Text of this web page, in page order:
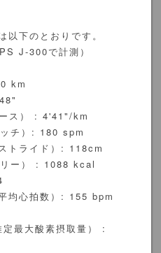
以下のとおりです。
J-300で計測）
km
ス） : 4'41"/km
チ）: 180 spm
トライド）: 118cm
ー） : 1088 kcal
均心拍数）: 155 bpm
最大酸素摂取量） :